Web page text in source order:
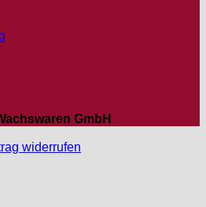
GmbH
widerrufen